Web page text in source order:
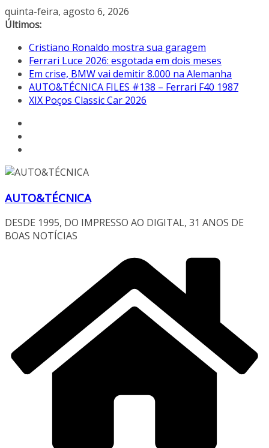
Pular
para
conteúdo
quinta-feira, agosto 6, 2026
Últimos:
Cristiano Ronaldo mostra sua garagem
Ferrari Luce 2026: esgotada em dois meses
Em crise, BMW vai demitir 8.000 na Alemanha
AUTO&TÉCNICA FILES #138 – Ferrari F40 1987
XIX Poços Classic Car 2026
AUTO&TÉCNICA
DESDE 1995, DO IMPRESSO AO DIGITAL, 31 ANOS DE
BOAS NOTÍCIAS